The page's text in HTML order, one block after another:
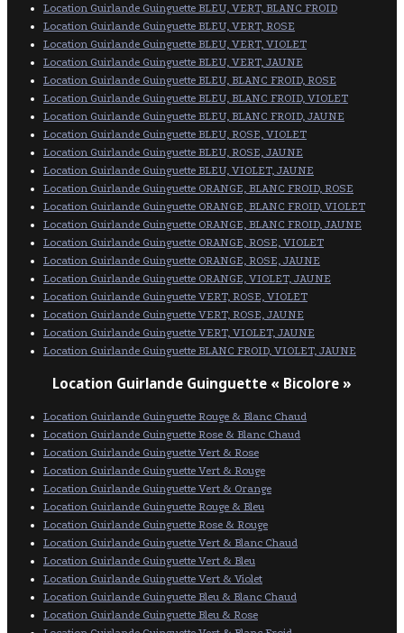
Location Guirlande Guinguette BLEU, VERT, BLANC FROID
Location Guirlande Guinguette BLEU, VERT, ROSE
Location Guirlande Guinguette BLEU, VERT, VIOLET
Location Guirlande Guinguette BLEU, VERT, JAUNE
Location Guirlande Guinguette BLEU, BLANC FROID, ROSE
Location Guirlande Guinguette BLEU, BLANC FROID, VIOLET
Location Guirlande Guinguette BLEU, BLANC FROID, JAUNE
Location Guirlande Guinguette BLEU, ROSE, VIOLET
Location Guirlande Guinguette BLEU, ROSE, JAUNE
Location Guirlande Guinguette BLEU, VIOLET, JAUNE
Location Guirlande Guinguette ORANGE, BLANC FROID, ROSE
Location Guirlande Guinguette ORANGE, BLANC FROID, VIOLET
Location Guirlande Guinguette ORANGE, BLANC FROID, JAUNE
Location Guirlande Guinguette ORANGE, ROSE, VIOLET
Location Guirlande Guinguette ORANGE, ROSE, JAUNE
Location Guirlande Guinguette ORANGE, VIOLET, JAUNE
Location Guirlande Guinguette VERT, ROSE, VIOLET
Location Guirlande Guinguette VERT, ROSE, JAUNE
Location Guirlande Guinguette VERT, VIOLET, JAUNE
Location Guirlande Guinguette BLANC FROID, VIOLET, JAUNE
Location Guirlande Guinguette « Bicolore »
Location Guirlande Guinguette Rouge & Blanc Chaud
Location Guirlande Guinguette Rose & Blanc Chaud
Location Guirlande Guinguette Vert & Rose
Location Guirlande Guinguette Vert & Rouge
Location Guirlande Guinguette Vert & Orange
Location Guirlande Guinguette Rouge & Bleu
Location Guirlande Guinguette Rose & Rouge
Location Guirlande Guinguette Vert & Blanc Chaud
Location Guirlande Guinguette Vert & Bleu
Location Guirlande Guinguette Vert & Violet
Location Guirlande Guinguette Bleu & Blanc Chaud
Location Guirlande Guinguette Bleu & Rose